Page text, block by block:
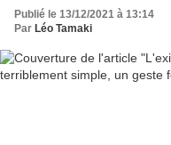
Publié le 13/12/2021 à 13:14
Par Léo Tamaki